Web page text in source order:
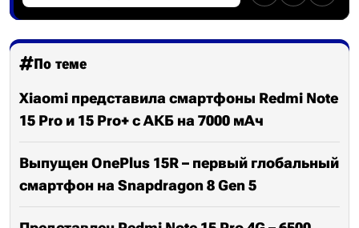
По теме
Xiaomi представила смартфоны Redmi Note
15 Pro и 15 Pro+ с АКБ на 7000 мАч
Выпущен OnePlus 15R – первый глобальный
смартфон на Snapdragon 8 Gen 5